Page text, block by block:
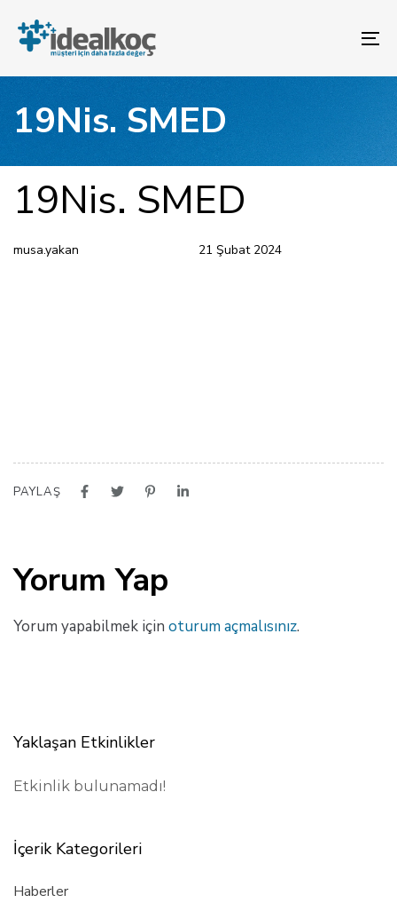
atla
gezinme
bölümüne
geç
İçeriğe
atla19Nis. SMED
19Nis. SMED
musa.yakan 21 Şubat 2024
PAYLAŞ
Yorum Yap
Yorum yapabilmek için oturum açmalısınız.
Yaklaşan Etkinlikler
Etkinlik bulunamadı!
İçerik Kategorileri
Haberler